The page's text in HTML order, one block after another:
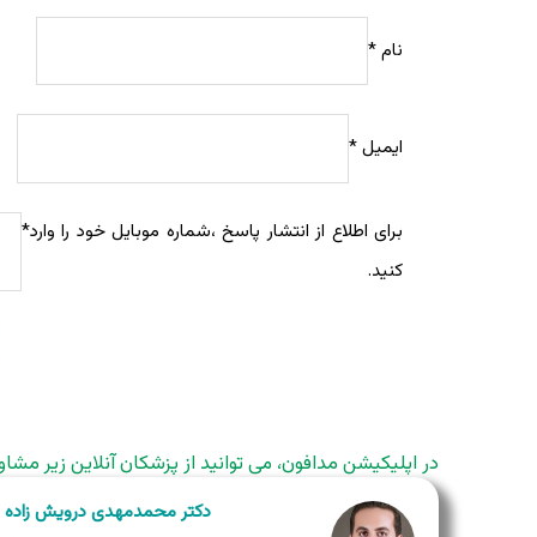
نام*
ایمیل*
برای اطلاع از انتشار پاسخ ،شماره موبایل خود را وارد
کنید.
*
در اپلیکیشن مدافون، می توانید از پزشکان آنلاین زیر
دکتر محمدمهدی درویش زاده